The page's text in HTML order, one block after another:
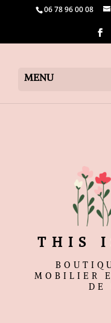
06 78 96 00 08
THIS
MOBILIER
DE